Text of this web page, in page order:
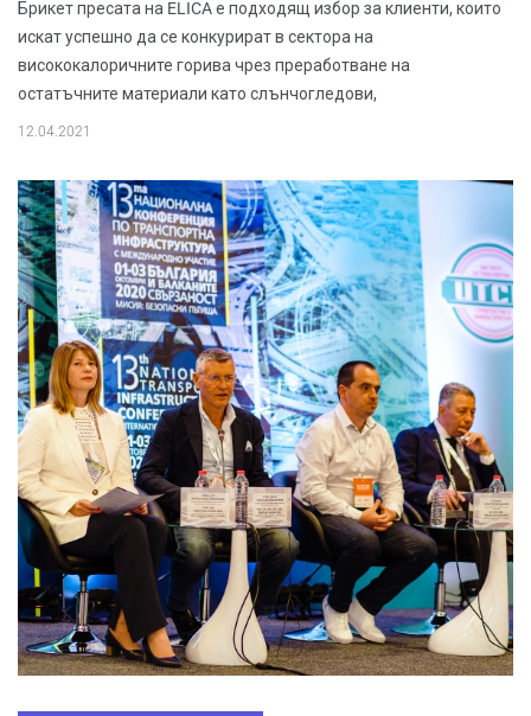
Брикет пресата на ELICA е подходящ избор за клиенти, които
искат успешно да се конкурират в сектора на
висококалоричните горива чрез преработване на
остатъчните материали като слънчогледови,
12.04.2021